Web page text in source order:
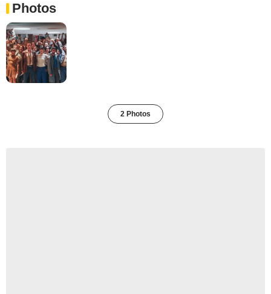
Photos
2 Photos